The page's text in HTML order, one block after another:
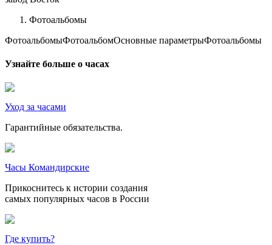
Фотоальбомы
ФотоальбомыФотоальбомОсновные параметрыФотоальбомы
Узнайте больше о часах
Уход за часами
Гарантийные обязательства.
Часы Командирские
Прикоснитесь к истории создания
самых популярных часов в России
Где купить?